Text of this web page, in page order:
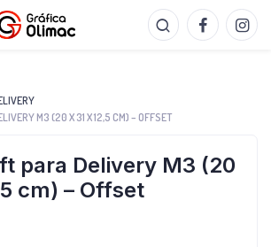
M3 (20 X 31 X 12,5 CM) – OFFSET
para Delivery M3 (20
cm) – Offset